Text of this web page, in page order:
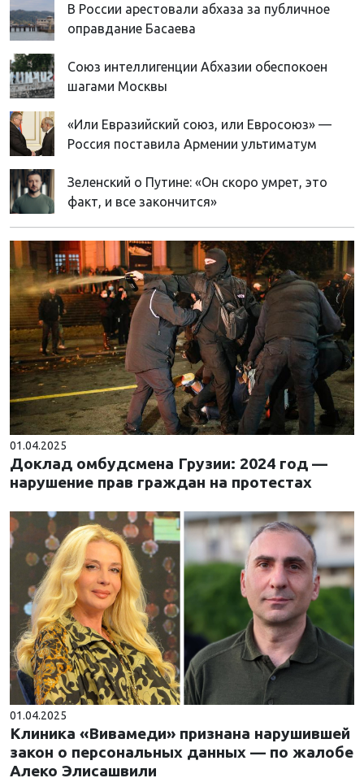
В России арестовали абхаза за публичное
оправдание Басаева
Союз интеллигенции Абхазии обеспокоен
шагами Москвы
«Или Евразийский союз, или Евросоюз» —
Россия поставила Армении ультиматум
Зеленский о Путине: «Он скоро умрет, это
факт, и все закончится»
01.04.2025
Доклад омбудсмена Грузии: 2024 год —
нарушение прав граждан на протестах
01.04.2025
Клиника «Вивамеди» признана нарушившей
закон о персональных данных — по жалобе
Алеко Элисашвили